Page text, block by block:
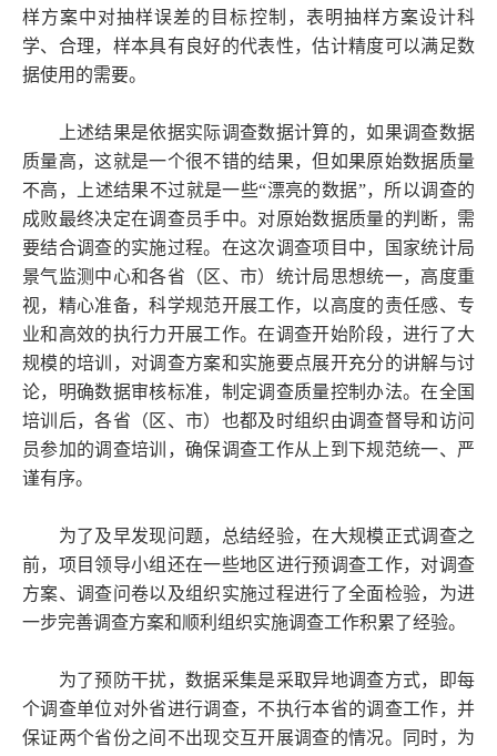
样方案中对抽样误差的目标控制，表明抽样方案设计科
学、合理，样本具有良好的代表性，估计精度可以满足数
据使用的需要。
上述结果是依据实际调查数据计算的，如果调查数据
质量高，这就是一个很不错的结果，但如果原始数据质量
不高，上述结果不过就是一些“漂亮的数据”，所以调查的
成败最终决定在调查员手中。对原始数据质量的判断，需
要结合调查的实施过程。在这次调查项目中，国家统计局
景气监测中心和各省（区、市）统计局思想统一，高度重
视，精心准备，科学规范开展工作，以高度的责任感、专
业和高效的执行力开展工作。在调查开始阶段，进行了大
规模的培训，对调查方案和实施要点展开充分的讲解与讨
论，明确数据审核标准，制定调查质量控制办法。在全国
培训后，各省（区、市）也都及时组织由调查督导和访问
员参加的调查培训，确保调查工作从上到下规范统一、严
谨有序。
为了及早发现问题，总结经验，在大规模正式调查之
前，项目领导小组还在一些地区进行预调查工作，对调查
方案、调查问卷以及组织实施过程进行了全面检验，为进
一步完善调查方案和顺利组织实施调查工作积累了经验。
为了预防干扰，数据采集是采取异地调查方式，即每
个调查单位对外省进行调查，不执行本省的调查工作，并
保证两个省份之间不出现交互开展调查的情况。同时，为